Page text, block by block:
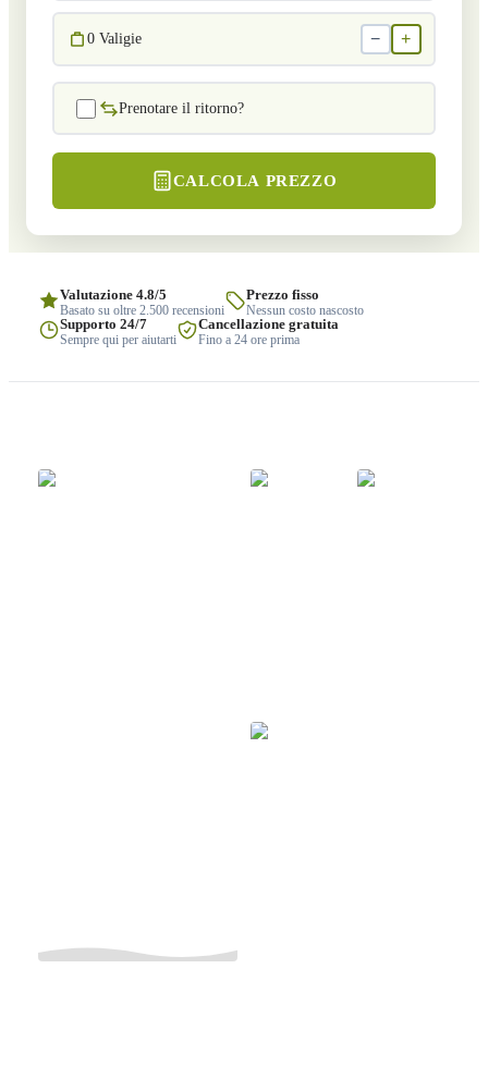
0 Valigie − +
Prenotare il ritorno?
CALCOLA PREZZO
Valutazione 4.8/5
Basato su oltre 2.500 recensioni
Prezzo fisso
Nessun costo nascosto
Supporto 24/7
Sempre qui per aiutarti
Cancellazione gratuita
Fino a 24 ore prima